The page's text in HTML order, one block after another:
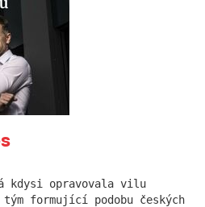
kdysi opravovala vilu
formující podobu českých